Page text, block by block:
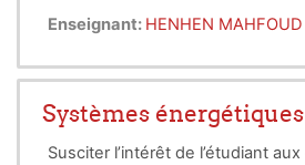
Enseignant: HENHEN MAHFOUD
Systèmes
Susciter l’intérêt de l’étudiant